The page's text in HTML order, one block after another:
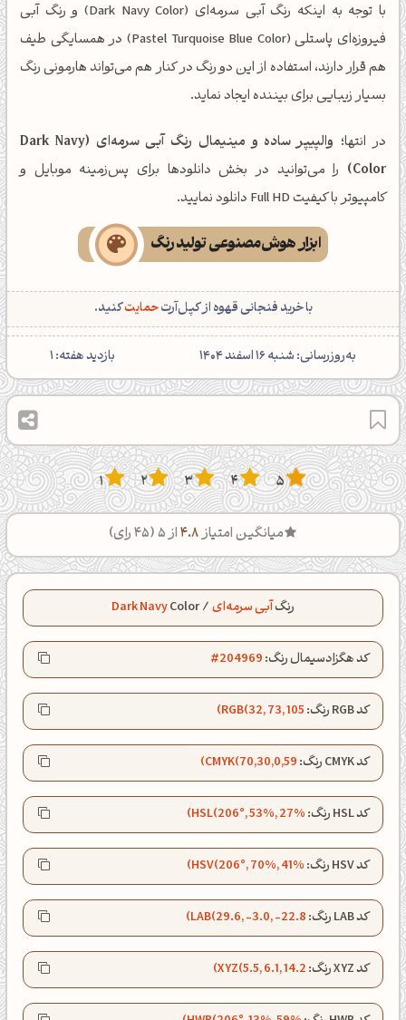
با توجه به اینکه رنگ آبی سرمه‌ای (Dark Navy Color) و رنگ آبی
فیروزه‌ای پاستلی (Pastel Turquoise Blue Color) در همسایگی طیف
هم قرار دارند، استفاده از این دو رنگ در کنار هم می‌تواند هارمونی رنگ
بسیار زیبایی برای بیننده ایجاد نماید.
در انتها؛
والپیپر ساده و مینیمال رنگ آبی سرمه‌ای (Dark Navy
Color)
را می‌توانید در بخش دانلودها برای پس‌زمینه موبایل و
کامپیوتر با کیفیت Full HD دانلود نمایید.
ابزار هوش‌مصنوعی تولید رنگ
با خرید فنجانی قهوه از کپل‌آرتحمایتکنید.
‌به‌روزرسانی: شنبه 16 اسفند 1404 بازدید هفته:1
5
4
3
2
1
میانگین امتیاز4.8از 5 ( 45رای)
رنگآبی سرمه‌ای/
Color
Dark Navy
کد هگزادسیمال رنگ:#204969
کد RGB رنگ: RGB(32, 73, 105)
کد CMYK رنگ: CMYK(70,30,0,59)
کد HSL رنگ: HSL(206°, 53%, 27%)
کد HSV رنگ: HSV(206°, 70%, 41%)
کد LAB رنگ: LAB(29.6, -3.0, -22.8)
کد XYZ رنگ: XYZ(5.5, 6.1, 14.2)ظهرت بخیر❤️
کپل‌آرت رو دنبال کن!